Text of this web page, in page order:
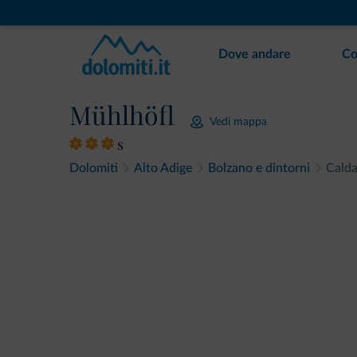
Dove andare
Mühlhöfl Vedi mappa
s
Dolomiti Alto Adige Bolzano e dintorni